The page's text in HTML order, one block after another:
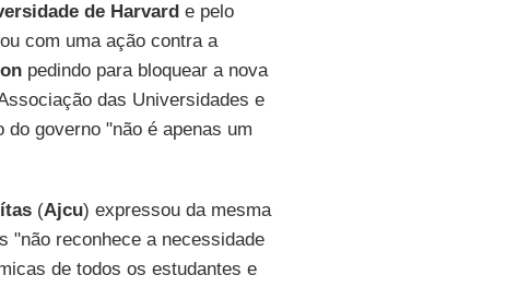
de Harvarde pelo
com uma ação contra a
pedindo para bloquear a nova
das Universidades e
governo "não é apenas um
(Ajcu) expressou da mesma
"não reconhece a necessidade
de todos os estudantes e